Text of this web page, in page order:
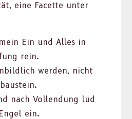
eine Facette unter
Ein und Alles in
rein.
wer­den, nicht
nach Vol­len­dung lud
ein.